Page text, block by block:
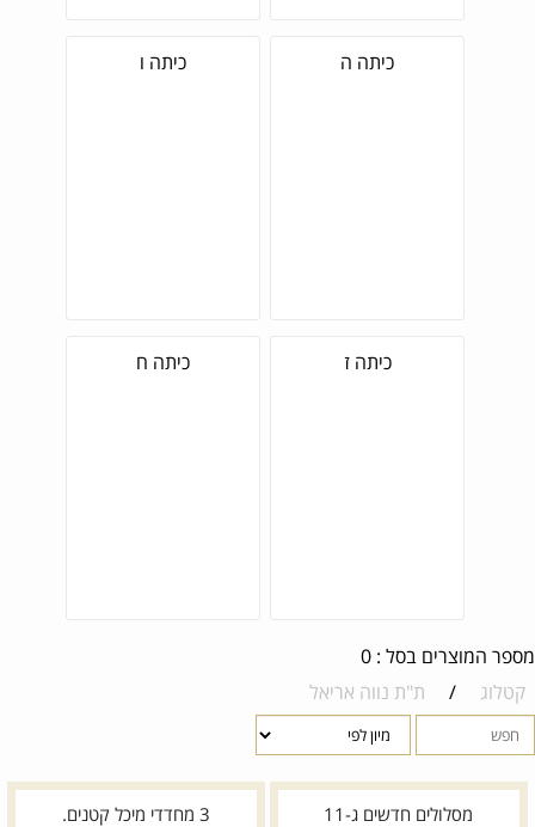
כיתה ה כיתה ו
כיתה ז כיתה ח
מספר המוצרים בסל : 0
קטלוג
/ ת"ת נווה אריאל
מסלולים חדשים ג-11 3 מחדדי מיכל קטנים.